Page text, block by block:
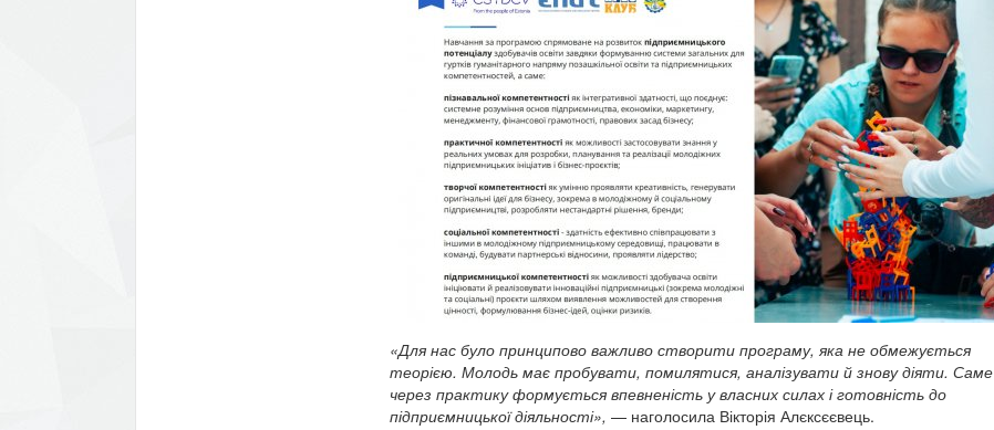
«Для нас було принципово важливо створити програму, яка не обмежується
теорією. Молодь має пробувати, помилятися, аналізувати й знову діяти. Саме
через практику формується впевненість у власних силах і готовність до
підприємницької діяльності», — наголосила Вікторія Алєксєєвець.